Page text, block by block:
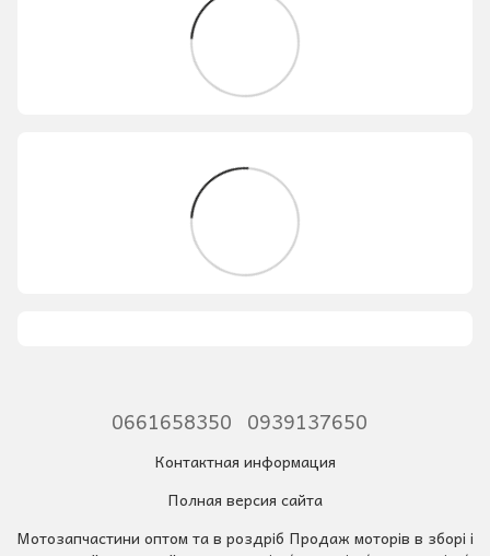
0661658350 0939137650
Контактная информация
Полная версия сайта
Мотозапчастини оптом та в роздріб Продаж моторів в зборі і